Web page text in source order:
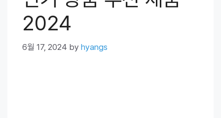
2024
6월 17, 2024 by hyangs